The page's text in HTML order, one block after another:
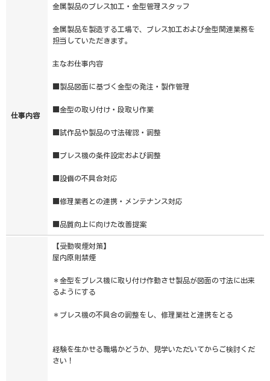
仕事内容
金属製品のプレス加工・金型管理スタッフ
金属製品を製造する工場で、プレス加工および金型関連業務を
担当していただきます。
主なお仕事内容
■製品図面に基づく金型の発注・製作管理
■金型の取り付け・段取り作業
■試作品や製品の寸法確認・調整
■プレス機の条件設定および調整
■設備の不具合対応
■修理業者との連携・メンテナンス対応
■品質向上に向けた改善提案
【受動喫煙対策】
屋内原則禁煙
＊金型をプレス機に取り付け作動させ製品が図面の寸法に出来
るようにする
＊プレス機の不具合の調整をし、修理業社と連携をとる
経験を生かせる職場かどうか、見学いただいてからご検討くだ
さい！